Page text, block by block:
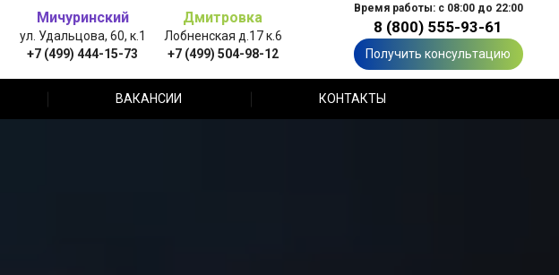
Мичуринский
ул. Удальцова, 60, к.1
+7 (499) 444-15-73
Дмитровка
Лобненская д.17 к.6
+7 (499) 504-98-12
Время работы: с 08:00 до 22:00
8 (800) 555-93-61
Получить консультацию
ВАКАНСИИ КОНТАКТЫ